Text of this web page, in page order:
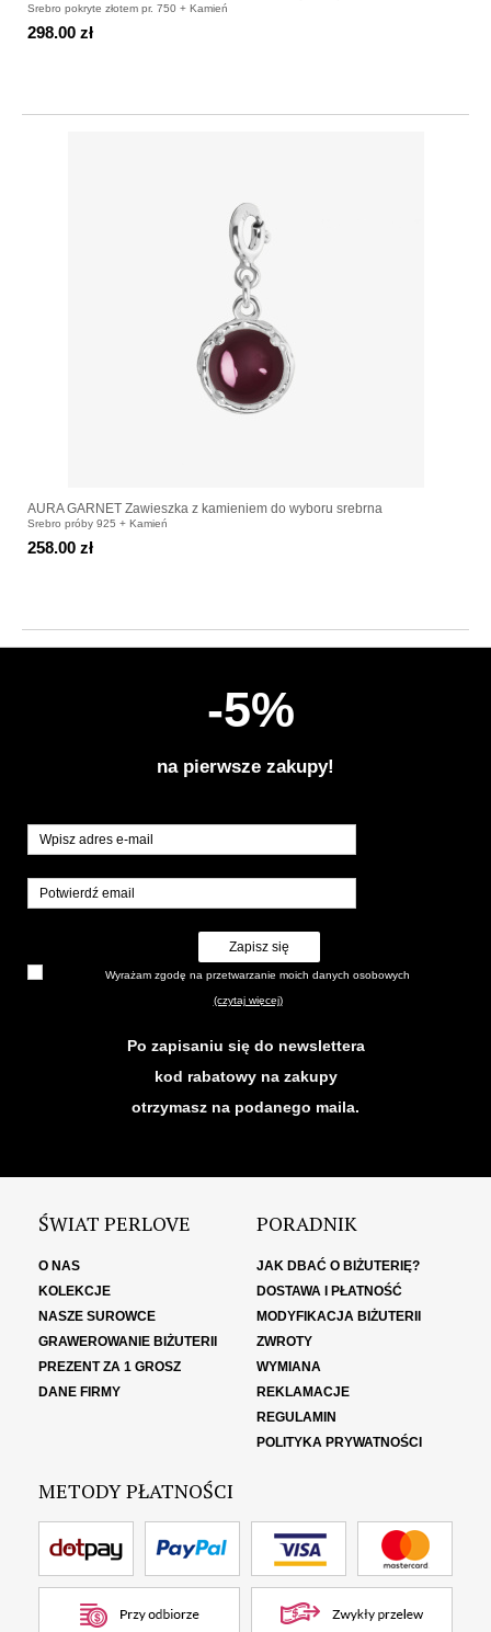
Srebro pokryte złotem pr. 750 + Kamień
298.00 zł
AURA GARNET Zawieszka z kamieniem do wyboru srebrna
Srebro próby 925 + Kamień
258.00 zł
-5%
na pierwsze zakupy!
Zapisz się
Wyrażam zgodę na przetwarzanie moich danych osobowych
(czytaj więcej)
Po zapisaniu się do newslettera
kod rabatowy na zakupy
otrzymasz na podanego maila.
ŚWIAT PERLOVE
O NAS
KOLEKCJE
NASZE SUROWCE
GRAWEROWANIE BIŻUTERII
PREZENT ZA 1 GROSZ
DANE FIRMY
PORADNIK
JAK DBAĆ O BIŻUTERIĘ?
DOSTAWA I PŁATNOŚĆ
MODYFIKACJA BIŻUTERII
ZWROTY
WYMIANA
REKLAMACJE
REGULAMIN
POLITYKA PRYWATNOŚCI
METODY PŁATNOŚCI